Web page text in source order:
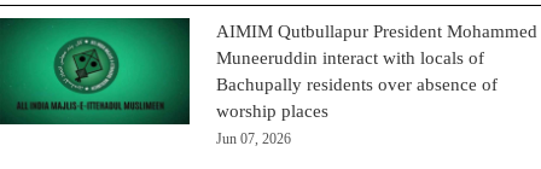
AIMIM Qutbullapur President Mohammed
Muneeruddin interact with locals of
Bachupally residents over absence of
worship places
Jun 07, 2026